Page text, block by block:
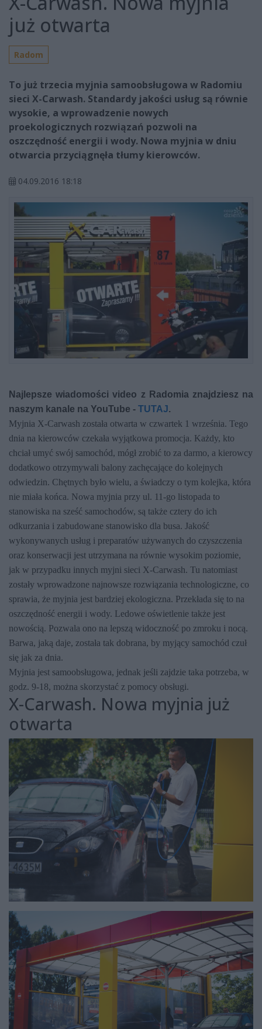
już otwarta
Radom
To już trzecia myjnia samoobsługowa w Radomiu
sieci X-Carwash. Standardy jakości usług są równie
wysokie, a wprowadzenie nowych
proekologicznych rozwiązań pozwoli na
oszczędność energii i wody. Nowa myjnia w dniu
otwarcia przyciągnęła tłumy kierowców.
04.09.2016 18:18
Najlepsze wiadomości video z Radomia znajdziesz na
naszym kanale na YouTube - TUTAJ.
Myjnia X-Carwash została otwarta w czwartek 1 września. Tego
dnia na kierowców czekała wyjątkowa promocja. Każdy, kto
chciał umyć swój samochód, mógł zrobić to za darmo, a kierowcy
dodatkowo otrzymywali balony zachęcające do kolejnych
odwiedzin. Chętnych było wielu, a świadczy o tym kolejka, która
nie miała końca. Nowa myjnia przy ul. 11-go listopada to
stanowiska na sześć samochodów, są także cztery do ich
odkurzania i zabudowane stanowisko dla busa. Jakość
wykonywanych usług i preparatów używanych do czyszczenia
oraz konserwacji jest utrzymana na równie wysokim poziomie,
jak w przypadku innych myjni sieci X-Carwash. Tu natomiast
zostały wprowadzone najnowsze rozwiązania technologiczne, co
sprawia, że myjnia jest bardziej ekologiczna. Przekłada się to na
oszczędność energii i wody. Ledowe oświetlenie także jest
nowością. Pozwala ono na lepszą widoczność po zmroku i nocą.
Barwa, jaką daje, została tak dobrana, by myjący samochód czuł
się jak za dnia.
Myjnia jest samoobsługowa, jednak jeśli zajdzie taka potrzeba, w
godz. 9-18, można skorzystać z pomocy obsługi.
X-Carwash. Nowa myjnia już
otwarta